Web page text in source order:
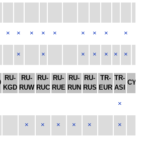
× × × × × × × × ×
× × × × × × ×
RU-
KGD
RU-
RUW
RU-
RUC
RU-
RUE
RU-
RUN
RU-
RUS
TR-
EUR
TR-
ASI
CY
×
× × × × × ×